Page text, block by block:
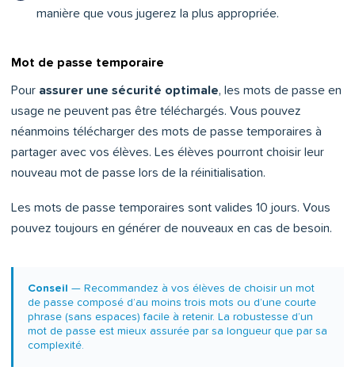
manière que vous jugerez la plus appropriée.
Mot de passe temporaire
Pour assurer une sécurité optimale, les mots de passe en
usage ne peuvent pas être téléchargés. Vous pouvez
néanmoins télécharger des mots de passe temporaires à
partager avec vos élèves. Les élèves pourront choisir leur
nouveau mot de passe lors de la réinitialisation.
Les mots de passe temporaires sont valides 10 jours. Vous
pouvez toujours en générer de nouveaux en cas de besoin.
Conseil — Recommandez à vos élèves de choisir un mot
de passe composé d’au moins trois mots ou d’une courte
phrase (sans espaces) facile à retenir. La robustesse d’un
mot de passe est mieux assurée par sa longueur que par sa
complexité.